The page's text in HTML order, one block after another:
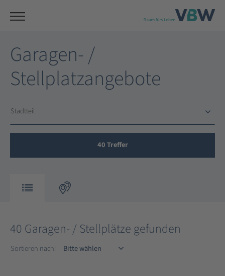
Garagen- /
Stellplatzangebote
Stadtteil
40Treffer
40 Garagen- / Stellplätze gefunden
Sortieren nach: